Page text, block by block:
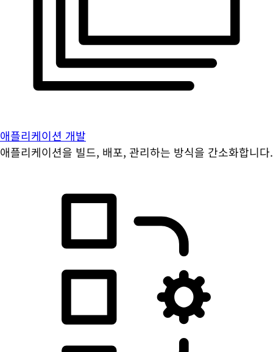
애플리케이션 개발
애플리케이션을 빌드, 배포, 관리하는 방식을 간소화합니다.